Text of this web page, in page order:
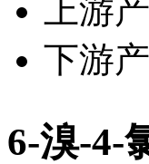
上游
下游
6-溴-4-